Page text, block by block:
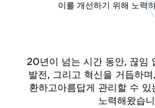
이를 개선하기 위해 노력
20년이 넘는 시간 동안, 끊임
발전, 그리고 혁신을 거듭하
환하고아름답게 관리할 수 있
노력해왔습